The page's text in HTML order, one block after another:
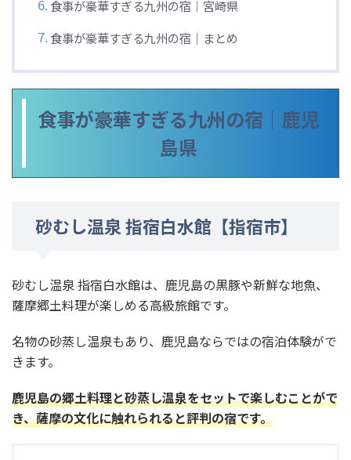
食事が豪華すぎる九州の宿｜宮崎県
食事が豪華すぎる九州の宿｜まとめ
食事が豪華すぎる九州の宿｜鹿児
島県
砂むし温泉 指宿白水館【指宿市】
砂むし温泉 指宿白水館は、鹿児島の黒豚や新鮮な地魚、
薩摩郷土料理が楽しめる高級旅館です。
名物の砂蒸し温泉もあり、鹿児島ならではの宿泊体験がで
きます。
鹿児島の郷土料理と砂蒸し温泉をセットで楽しむことがで
き、薩摩の文化に触れられると評判の宿です。